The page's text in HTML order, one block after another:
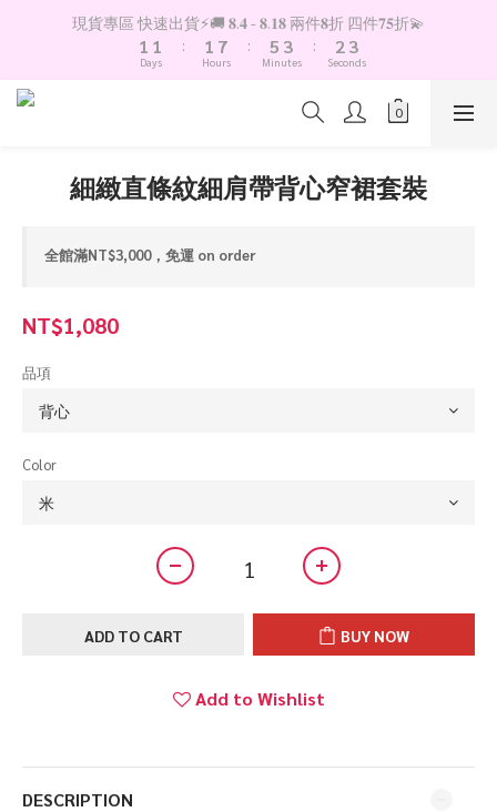
現貨專區 快速出貨⚡️🚚 𝟖.𝟒 - 𝟖.𝟏𝟖 兩件𝟖折 四件𝟕𝟓折💫
2
1
0
2
1
0
Days
:
2
1
0
8
7
6
1
Hours
:
6
5
4
4
3
2
Minutes
:
3
2
1
4
3
2
0
Seconds
細緻直條紋細肩帶背心窄裙套裝
全館滿NT$3,000，免運 on order
NT$1,080
品項
Color
ADD TO CART BUY NOW
Add to Wishlist
DESCRIPTION